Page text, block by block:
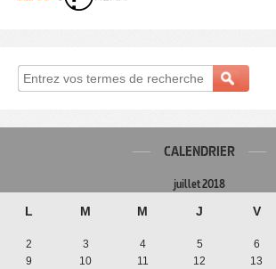
CALENDRIER
juillet 2018
L M M J V
2
3 4 5 6
9
10 11 12 13